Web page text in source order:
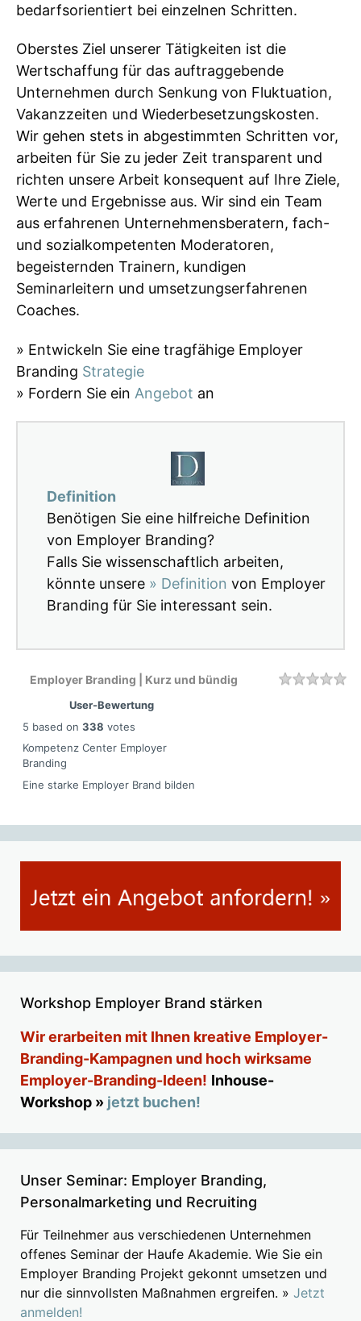
bedarfsorientiert bei einzelnen Schritten.
Oberstes Ziel unserer Tätigkeiten ist die
Wertschaffung für das auftraggebende
Unternehmen durch Senkung von Fluktuation,
Vakanzzeiten und Wiederbesetzungskosten.
Wir gehen stets in abgestimmten Schritten vor,
arbeiten für Sie zu jeder Zeit transparent und
richten unsere Arbeit konsequent auf Ihre Ziele,
Werte und Ergebnisse aus. Wir sind ein Team
aus erfahrenen Unternehmensberatern, fach-
und sozialkompetenten Moderatoren,
begeisternden Trainern, kundigen
Seminarleitern und umsetzungserfahrenen
Coaches.
» Entwickeln Sie eine tragfähige Employer
Branding Strategie
» Fordern Sie ein Angebot an
Definition
Benötigen Sie eine hilfreiche Definition
von Employer Branding?
Falls Sie wissenschaftlich arbeiten,
könnte unsere » Definition von Employer
Branding für Sie interessant sein.
Employer Branding | Kurz und bündig Rating
User-Bewertung
5 based on 338 votes
Kompetenz Center Employer
Branding
Eine starke Employer Brand bilden
Workshop Employer Brand stärken
Wir erarbeiten mit Ihnen kreative Employer-
Branding-Kampagnen und hoch wirksame
Employer-Branding-Ideen! Inhouse-
Workshop » jetzt buchen!
Unser Seminar: Employer Branding,
Personalmarketing und Recruiting
Für Teilnehmer aus verschiedenen Unternehmen
offenes Seminar der Haufe Akademie. Wie Sie ein
Employer Branding Projekt gekonnt umsetzen und
nur die sinnvollsten Maßnahmen ergreifen. » Jetzt
anmelden!